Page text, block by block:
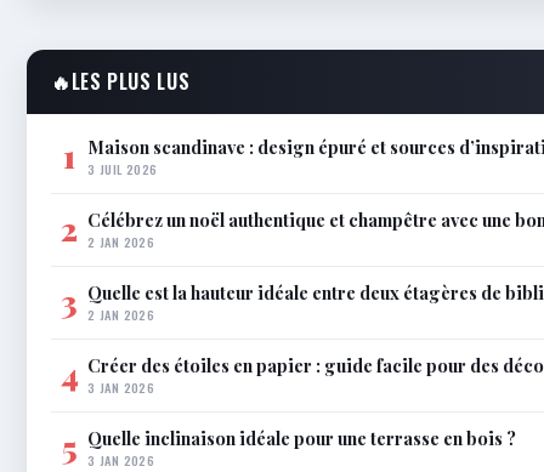
🔥LES PLUS LUS
1 Maison scandinave : design épuré et sources
3 JUIL 2026
2 Célébrez un noël authentique et champêtre avec une
2 JAN 2026
3 Quelle est la hauteur idéale entre deux étagères de
2 JAN 2026
4 Créer des étoiles en papier : guide facile pour des
3 JAN 2026
5 Quelle inclinaison idéale pour une terrasse en bois ?
3 JAN 2026